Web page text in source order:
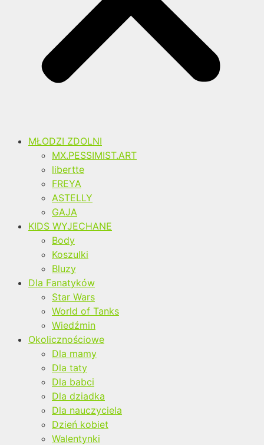
MŁODZI ZDOLNI
MX.PESSIMIST.ART
libertte
FREYA
ASTELLY
GAJA
KIDS WYJECHANE
Body
Koszulki
Bluzy
Dla Fanatyków
Star Wars
World of Tanks
Wiedźmin
Okolicznościowe
Dla mamy
Dla taty
Dla babci
Dla dziadka
Dla nauczyciela
Dzień kobiet
Walentynki